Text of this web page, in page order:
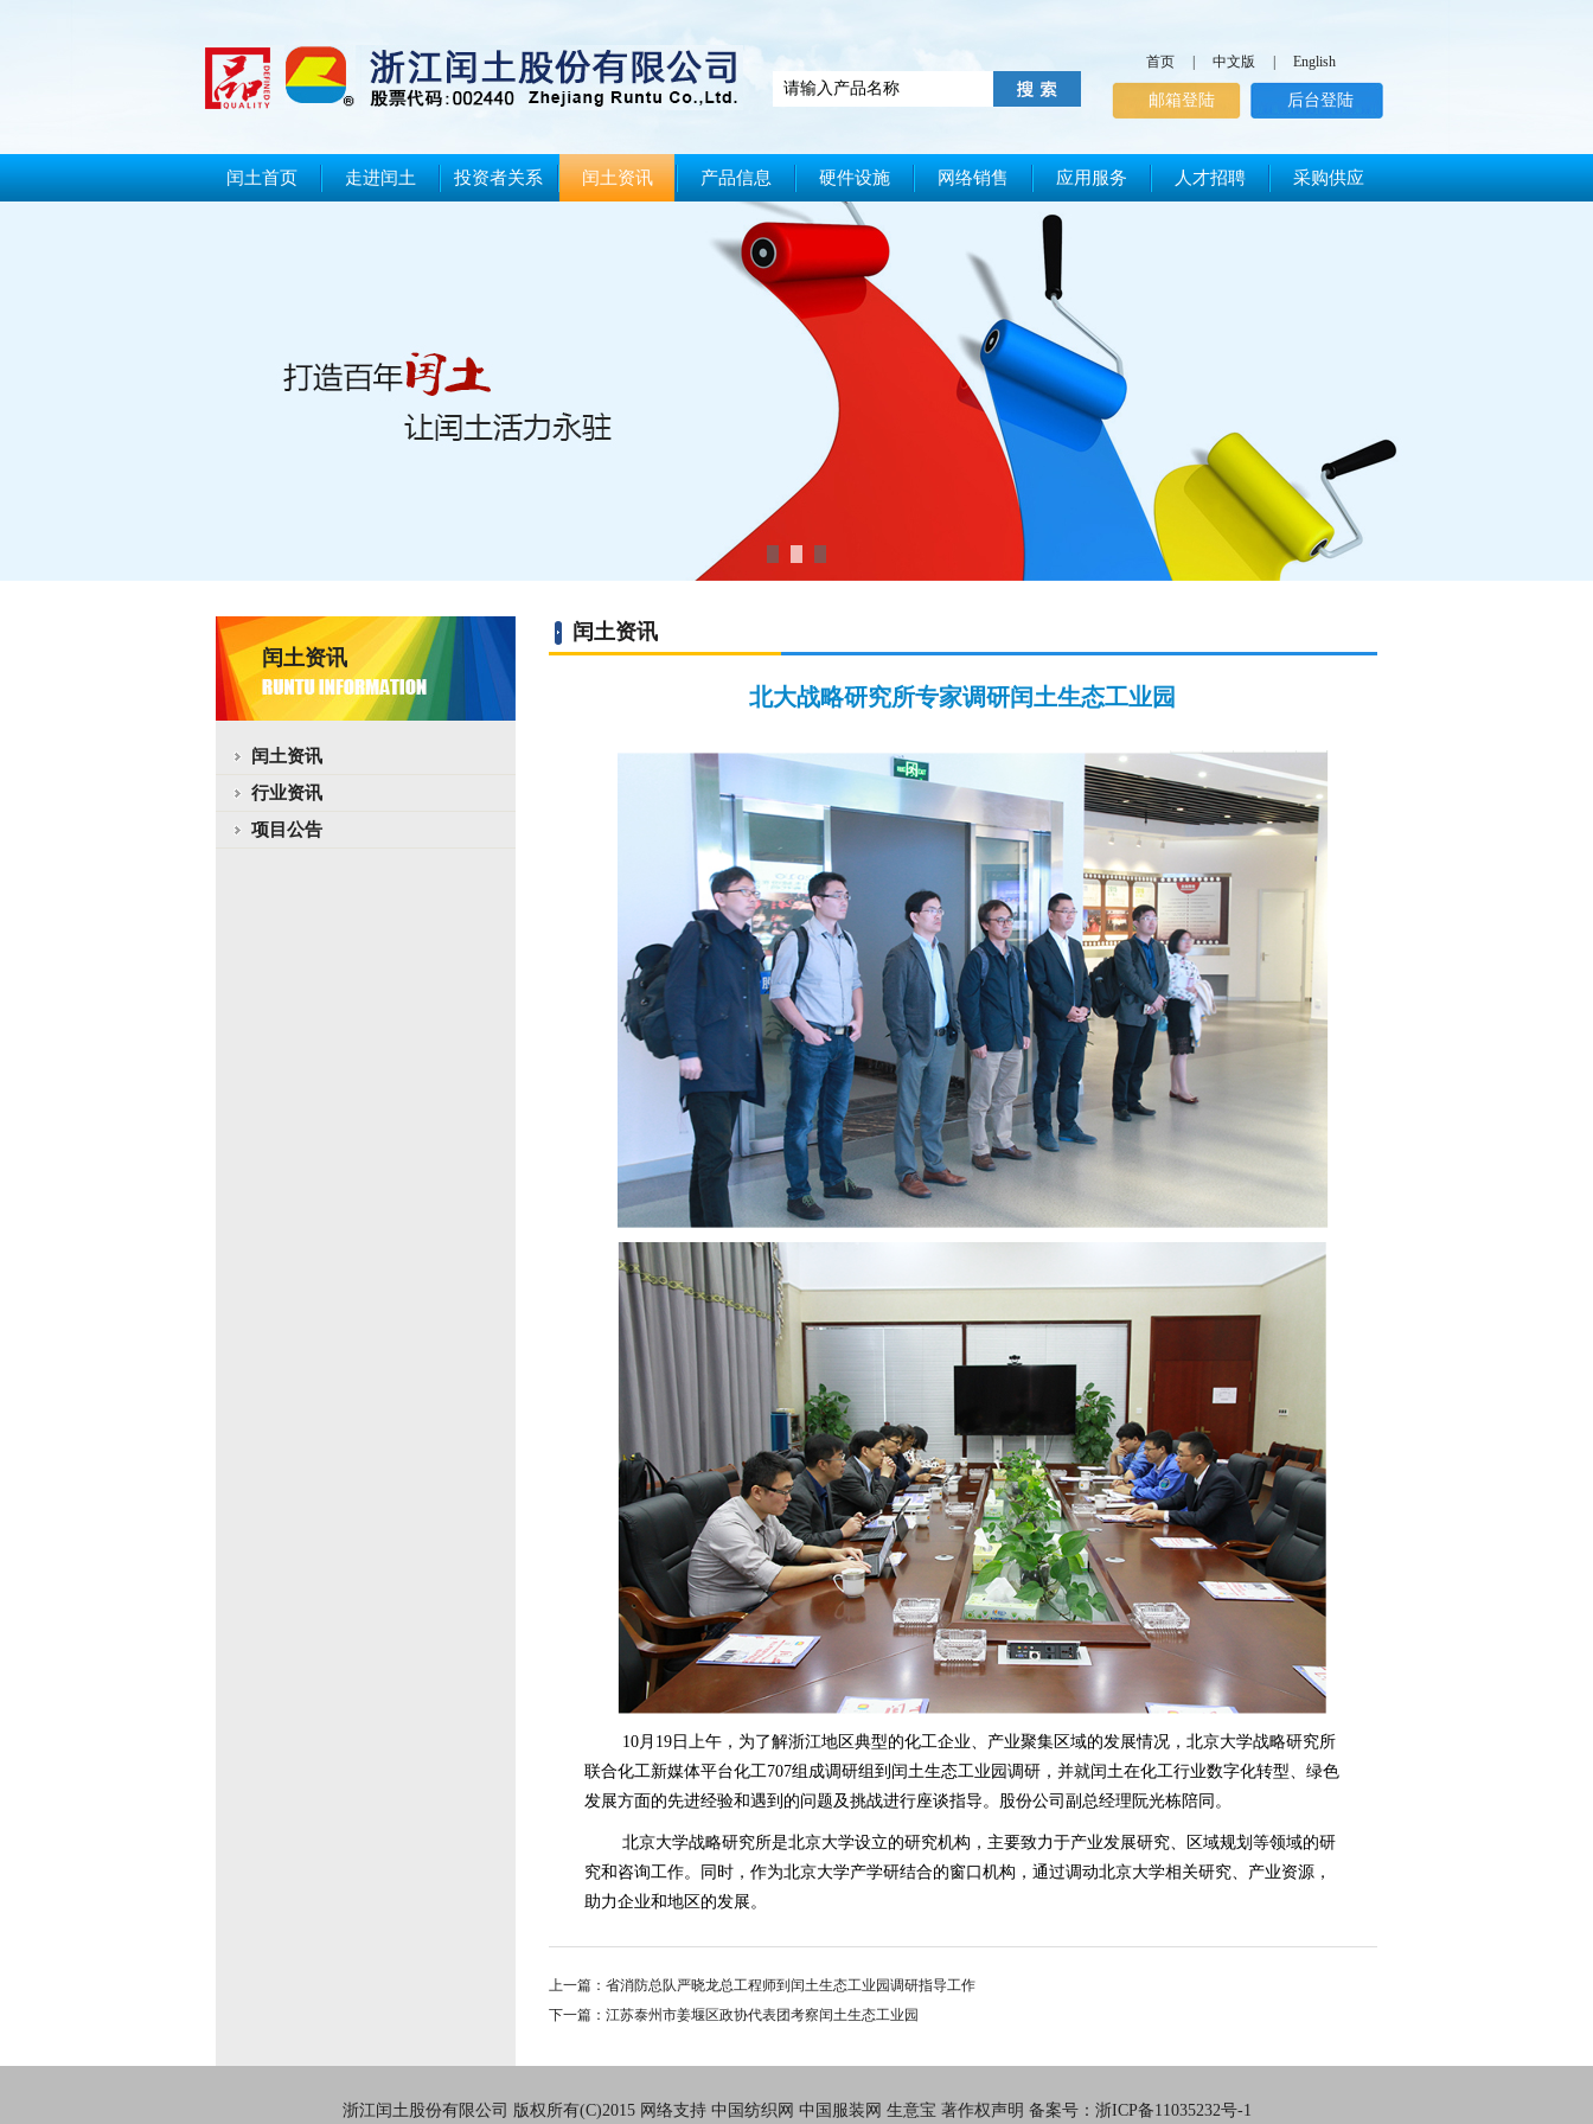
首页 中文版 English
邮箱登陆 后台登陆
闰土首页 走进闰土 投资者关系 闰土资讯 产品信息 硬件设施 网络销售 应用服务 人才招聘 采购供应
闰土资讯
闰土资讯
行业资讯
项目公告
闰土资讯
北大战略研究所专家调研闰土生态工业园
10月 19 日上午，为了解浙江地区典型的化工企业、产业聚集区域的发展情况，北京大学战略研究所
联合化工新媒体平台化工707组成调研组到闰土生态工业园调研，并就闰土在化工行业数字化转型、绿色
发展方面的先进经验和遇到的问题及挑战进行座谈指导。股份公司副总经理阮光栋陪同。
北京大学战略研究所是北京大学设立的研究机构，主要致力于产业发展研究、区域规划等领域的研
究和咨询工作。同时，作为北京大学产学研结合的窗口机构，通过调动北京大学相关研究、产业资源，
助力企业和地区的发展。
上一篇：省消防总队严晓龙总工程师到闰土生态工业园调研指导工作
下一篇：江苏泰州市姜堰区政协代表团考察闰土生态工业园
浙江闰土股份有限公司 版权所有(C)2015 网络支持 中国纺织网 中国服装网 生意宝 著作权声明 备案号：浙ICP备11035232号-1